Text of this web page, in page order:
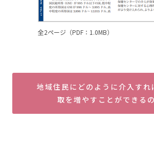
全2ページ（PDF：1.0MB）
地域住民にどのように介入すれ
取を増やすことができる